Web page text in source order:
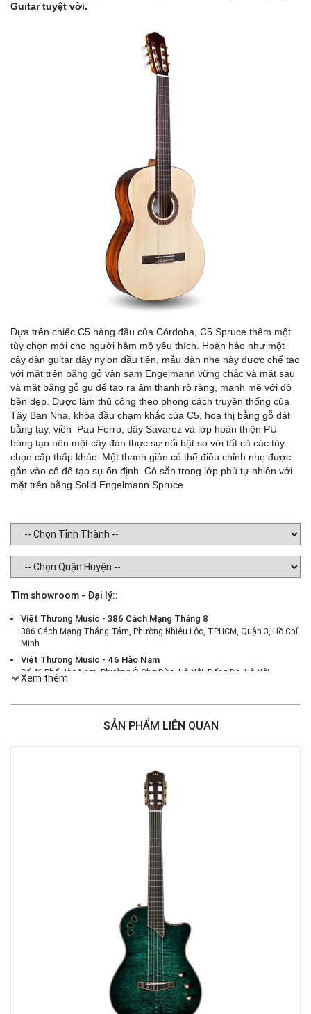
Guitar tuyệt vời.
Dựa trên chiếc C5 hàng đầu của Córdoba, C5 Spruce thêm một
tùy chọn mới cho người hâm mộ yêu thích. Hoàn hảo như một
cây đàn guitar dây nylon đầu tiên, mẫu đàn nhẹ này được chế tạo
với mặt trên bằng gỗ vân sam Engelmann vững chắc và mặt sau
và mặt bằng gỗ gụ để tạo ra âm thanh rõ ràng, mạnh mẽ với độ
bền đẹp. Được làm thủ công theo phong cách truyền thống của
Tây Ban Nha, khóa đầu chạm khắc của C5, hoa thị bằng gỗ dát
bằng tay, viền Pau Ferro, dây Savarez và lớp hoàn thiện PU
bóng tạo nên một cây đàn thực sự nổi bật so với tất cả các tùy
chọn cấp thấp khác. Một thanh giàn có thể điều chỉnh nhẹ được
gắn vào cổ để tạo sự ổn định. Có sẵn trong lớp phủ tự nhiên với
mặt trên bằng Solid Engelmann Spruce
Tìm showroom - Đại lý::
Việt Thương Music - 386 Cách Mạng Tháng 8
386 Cách Mạng Tháng Tám, Phường Nhiêu Lộc, TPHCM, Quận 3, Hồ Chí
Minh
Việt Thương Music - 46 Hào Nam
Số 46 Phố Hào Nam, Phường Ô Chợ Dừa, Hà Nội, Đống Đa, Hà Nội
Số 187 đường Trường Chinh, Phường Phương Liệt, Hà Nội, Thanh Xuân ,
Việt Thương Music - 180 Võ Thị Sáu
442 Lũy Bán Bích, Phường Tân Phú, TPHCM, Quận Tân Phú, Hồ Chí Minh
Việt Thương Music - 12 Quốc Hương
Tầng G, Tòa nhà Thảo Điền Pearl, 12 Quốc Hương, Phường An Khánh,
Việt Thương Music - Phường Gò Vấp
11 Đường số 3, Khu dân cư Cityland Park Hill, Phường Gò Vấp, TPHCM,
Việt Thương Music - Crescent Mall
6F-01 Tầng 6 Trung Tâm Thương Mại Crescent Mall, 101 Tôn Dật Tiên,
Phường Tân Mỹ, TPHCM, Quận 7, Hồ Chí Minh
Việt Thương Music - Thanh Khê
344 Nguyễn Văn Linh, Phường Thanh Khê, Đà Nẵng, Thanh Khê, Đà Nẵng
Việt Thương Music - 369 Điện Biên Phủ
369 Điện Biên Phủ, Phường Bàn Cờ, TPHCM, Quận 3, Hồ Chí Minh
Việt Thương Music - 357 Cộng Hòa
357 Cộng Hòa, Phường Tân Bình, TPHCM, Quận Tân Bình, Hồ Chí Minh
Việt Thương Music - Vincom Lê Văn Việt
Lô L3-05C, Tầng 3, Trung Tâm Thương Mại Vincom Plaza, Số 50, Đường
Xem thêm
SẢN PHẨM LIÊN QUAN